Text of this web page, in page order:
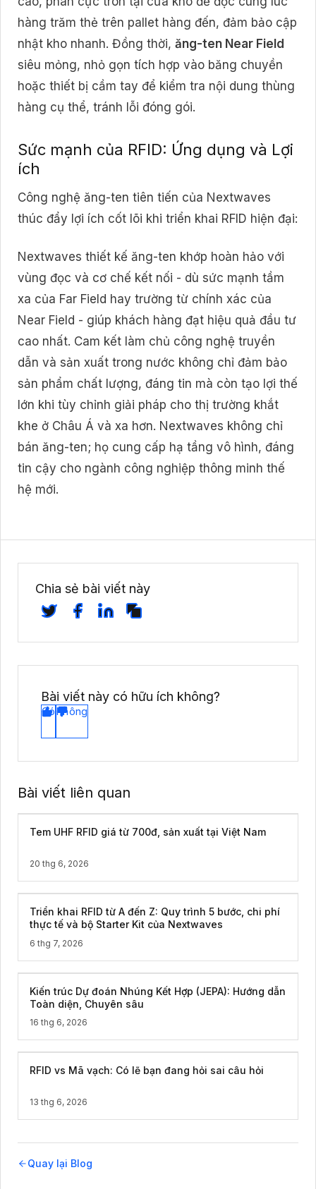
hàng trăm thẻ trên pallet hàng đến, đảm bảo cập
nhật kho nhanh. Đồng thời, ăng-ten Near Field
siêu mỏng, nhỏ gọn tích hợp vào băng chuyền
hoặc thiết bị cầm tay để kiểm tra nội dung thùng
hàng cụ thể, tránh lỗi đóng gói.
Sức mạnh của RFID: Ứng dụng và Lợi
ích
Công nghệ ăng-ten tiên tiến của Nextwaves
thúc đẩy lợi ích cốt lõi khi triển khai RFID hiện đại:
Nextwaves thiết kế ăng-ten khớp hoàn hảo với
vùng đọc và cơ chế kết nối - dù sức mạnh tầm
xa của Far Field hay trường từ chính xác của
Near Field - giúp khách hàng đạt hiệu quả đầu tư
cao nhất. Cam kết làm chủ công nghệ truyền
dẫn và sản xuất trong nước không chỉ đảm bảo
sản phẩm chất lượng, đáng tin mà còn tạo lợi thế
lớn khi tùy chỉnh giải pháp cho thị trường khắt
khe ở Châu Á và xa hơn. Nextwaves không chỉ
bán ăng-ten; họ cung cấp hạ tầng vô hình, đáng
tin cậy cho ngành công nghiệp thông minh thế
hệ mới.
Chia sẻ bài viết này
Bài viết này có hữu ích không?
CóKhông
Bài viết liên quan
Tem UHF RFID giá từ 700đ, sản xuất tại Việt Nam
20 thg 6, 2026
Triển khai RFID từ A đến Z: Quy trình 5 bước, chi phí
thực tế và bộ Starter Kit của Nextwaves
6 thg 7, 2026
Kiến trúc Dự đoán Nhúng Kết Hợp (JEPA): Hướng dẫn
Toàn diện, Chuyên sâu
16 thg 6, 2026
RFID vs Mã vạch: Có lẽ bạn đang hỏi sai câu hỏi
13 thg 6, 2026
Quay lại Blog